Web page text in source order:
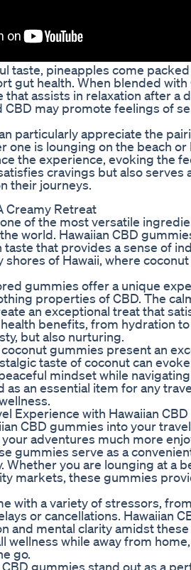
taste, pineapples come
gut health. When blended
assists in relaxation after a
CBD may promote feelings of
particularly appreciate the
one is lounging on the beach
the experience, evoking the
cravings but also
their journeys.
Creamy Retreat
of the most versatile
world. Hawaiian CBD
taste that provides a sense of
of Hawaii, where
gummies offer a unique
properties of CBD. The
an exceptional treat that
benefits, from hydration
but also nurturing.
gummies present an
taste of coconut can
mindset while
as an essential item for any
Experience with Hawaiian
CBD gummies into your
adventures much more
gummies serve as a
Whether you are lounging at a
markets, these gummies
with a variety of stressors,
or cancellations. Hawaiian
and mental clarity amidst
wellness while away from
go.
gummies stand out as a